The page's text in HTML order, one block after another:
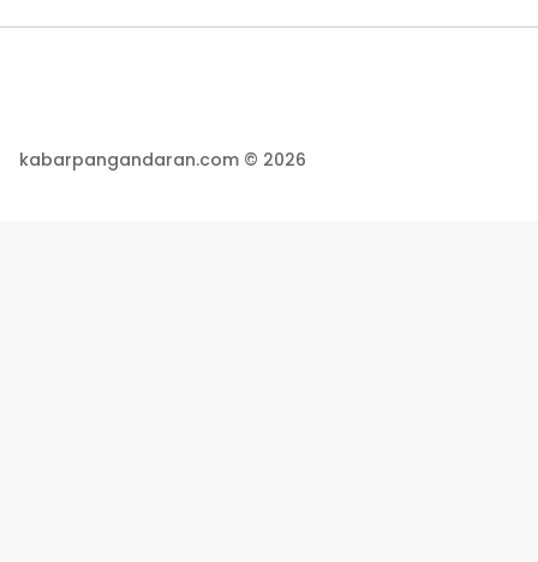
kabarpangandaran.com © 2026